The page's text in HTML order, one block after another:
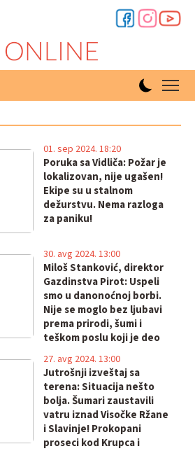
Poruka sa Vidliča: Požar je
lokalizovan, nije ugašen!
Ekipe su u stalnom
dežurstvu. Nema razloga
za paniku!
01. sep 2024. 18:20
Miloš Stanković, direktor
Gazdinstva Pirot: Uspeli
smo u danonoćnoj borbi.
Nije se moglo bez ljubavi
prema prirodi, šumi i
teškom poslu koji je deo
30. avg 2024. 13:00
Jutrošnji izveštaj sa
terena: Situacija nešto
bolja. Šumari zaustavili
vatru iznad Visočke Ržane
i Slavinje! Prokopani
proseci kod Krupca i
27. avg 2024. 13:00